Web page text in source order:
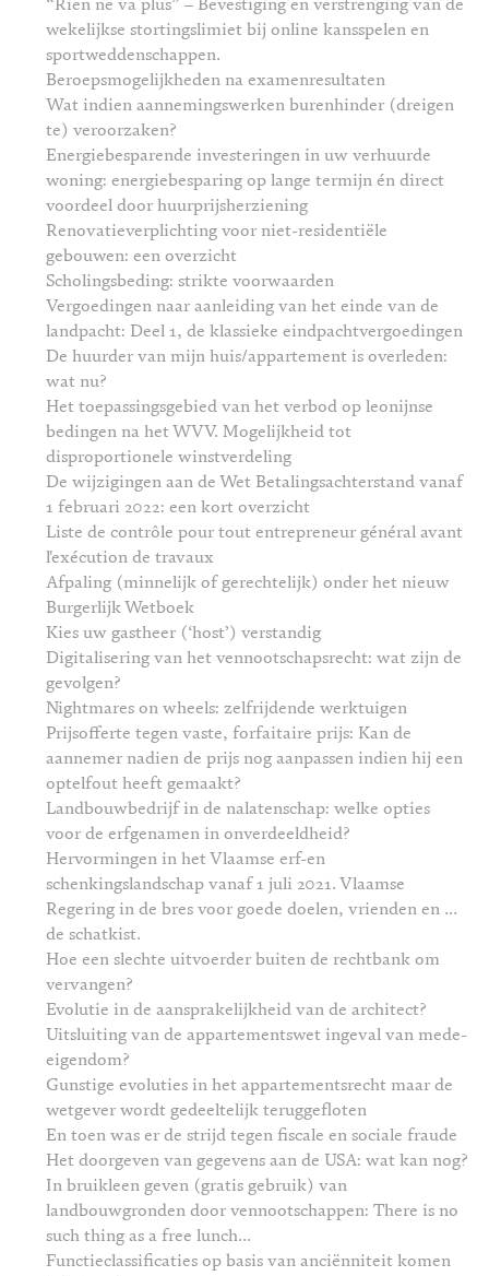
“Rien ne va plus” – Bevestiging en verstrenging van de
wekelijkse stortingslimiet bij online kansspelen en
sportweddenschappen.
Beroepsmogelijkheden na examenresultaten
Wat indien aannemingswerken burenhinder (dreigen
te) veroorzaken?
Energiebesparende investeringen in uw verhuurde
woning: energiebesparing op lange termijn én direct
voordeel door huurprijsherziening
Renovatieverplichting voor niet-residentiële
gebouwen: een overzicht
Scholingsbeding: strikte voorwaarden
Vergoedingen naar aanleiding van het einde van de
landpacht: Deel 1, de klassieke eindpachtvergoedingen
De huurder van mijn huis/appartement is overleden:
wat nu?
Het toepassingsgebied van het verbod op leonijnse
bedingen na het WVV. Mogelijkheid tot
disproportionele winstverdeling
De wijzigingen aan de Wet Betalingsachterstand vanaf
1 februari 2022: een kort overzicht
Liste de contrôle pour tout entrepreneur général avant
l'exécution de travaux
Afpaling (minnelijk of gerechtelijk) onder het nieuw
Burgerlijk Wetboek
Kies uw gastheer (‘host’) verstandig
Digitalisering van het vennootschapsrecht: wat zijn de
gevolgen?
Nightmares on wheels: zelfrijdende werktuigen
Prijsofferte tegen vaste, forfaitaire prijs: Kan de
aannemer nadien de prijs nog aanpassen indien hij een
optelfout heeft gemaakt?
Landbouwbedrijf in de nalatenschap: welke opties
voor de erfgenamen in onverdeeldheid?
Hervormingen in het Vlaamse erf-en
schenkingslandschap vanaf 1 juli 2021. Vlaamse
Regering in de bres voor goede doelen, vrienden en …
de schatkist.
Hoe een slechte uitvoerder buiten de rechtbank om
vervangen?
Evolutie in de aansprakelijkheid van de architect?
Uitsluiting van de appartementswet ingeval van mede-
eigendom?
Gunstige evoluties in het appartementsrecht maar de
wetgever wordt gedeeltelijk teruggefloten
En toen was er de strijd tegen fiscale en sociale fraude
Het doorgeven van gegevens aan de USA: wat kan nog?
In bruikleen geven (gratis gebruik) van
landbouwgronden door vennootschappen: There is no
such thing as a free lunch...
Functieclassificaties op basis van anciënniteit komen